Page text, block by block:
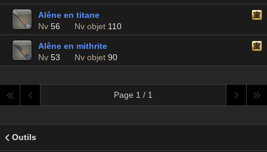
Alêne en titane
Nv 56 Nv objet 110
Alêne en mithrite
Nv 53 Nv objet 90
Page 1 / 1
Outils